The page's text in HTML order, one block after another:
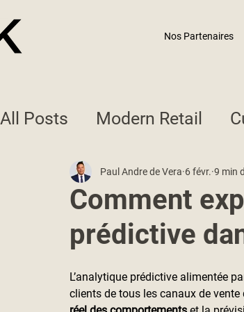
Nos Partenaires
All Posts Modern Retail
Best Practices
Comment
prédictive
Paul Andre de Vera 6 févr. 9 min
L’analytique prédictive alimentée
clients de tous les canaux de vente